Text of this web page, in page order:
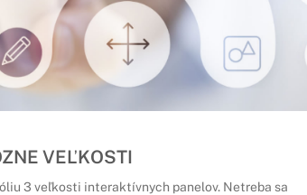
VEĽKOSTI
3 veľkosti interaktívnych panelov. Netreba sa